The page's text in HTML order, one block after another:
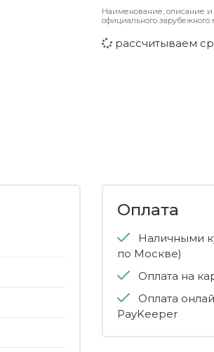
Наименование, описание
официального зарубежного
рассчитываем
Оплата
Наличными
по Москве)
Оплата на
Оплата
PayKeeper